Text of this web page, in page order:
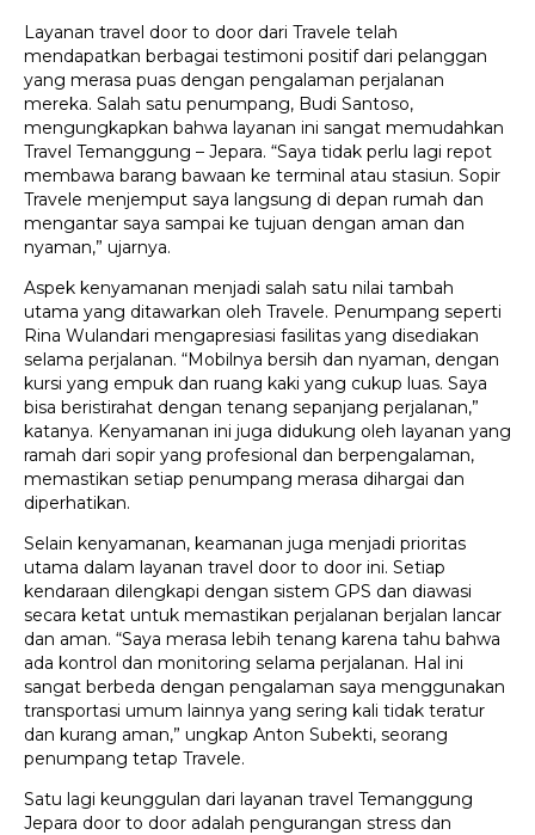
Layanan travel door to door dari Travele telah
mendapatkan berbagai testimoni positif dari pelanggan
yang merasa puas dengan pengalaman perjalanan
mereka. Salah satu penumpang, Budi Santoso,
mengungkapkan bahwa layanan ini sangat memudahkan
Travel Temanggung – Jepara. “Saya tidak perlu lagi repot
membawa barang bawaan ke terminal atau stasiun. Sopir
Travele menjemput saya langsung di depan rumah dan
mengantar saya sampai ke tujuan dengan aman dan
nyaman,” ujarnya.
Aspek kenyamanan menjadi salah satu nilai tambah
utama yang ditawarkan oleh Travele. Penumpang seperti
Rina Wulandari mengapresiasi fasilitas yang disediakan
selama perjalanan. “Mobilnya bersih dan nyaman, dengan
kursi yang empuk dan ruang kaki yang cukup luas. Saya
bisa beristirahat dengan tenang sepanjang perjalanan,”
katanya. Kenyamanan ini juga didukung oleh layanan yang
ramah dari sopir yang profesional dan berpengalaman,
memastikan setiap penumpang merasa dihargai dan
diperhatikan.
Selain kenyamanan, keamanan juga menjadi prioritas
utama dalam layanan travel door to door ini. Setiap
kendaraan dilengkapi dengan sistem GPS dan diawasi
secara ketat untuk memastikan perjalanan berjalan lancar
dan aman. “Saya merasa lebih tenang karena tahu bahwa
ada kontrol dan monitoring selama perjalanan. Hal ini
sangat berbeda dengan pengalaman saya menggunakan
transportasi umum lainnya yang sering kali tidak teratur
dan kurang aman,” ungkap Anton Subekti, seorang
penumpang tetap Travele.
Satu lagi keunggulan dari layanan travel Temanggung
Jepara door to door adalah pengurangan stress dan